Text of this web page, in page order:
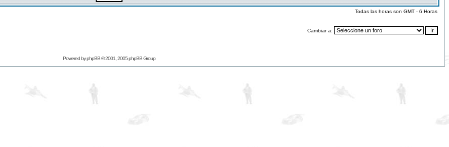
Todas las horas son GMT - 6 Horas
Cambiar a:
Powered byphpBB© 2001, 2005 phpBB Group